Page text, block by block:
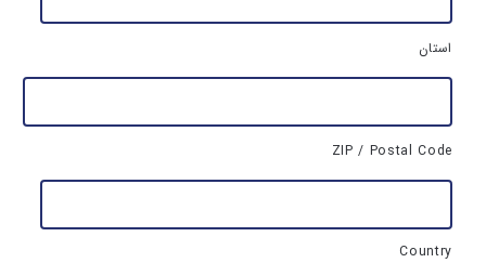
ح
ل
ن
گ
ی
استان
ZIP / Postal Code
Country